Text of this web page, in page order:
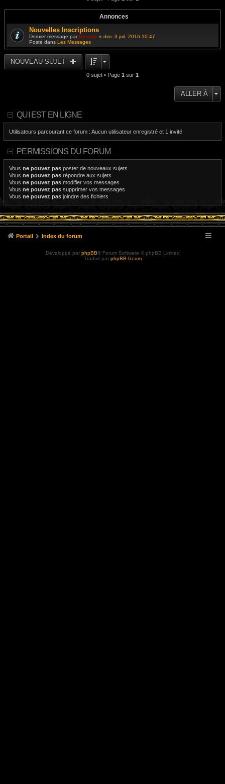
Annonces
Nouvelles Inscriptions
Dernier message parResane « dim. 3 juil. 2016 10:47
Posté dans Les Messages
NOUVEAU SUJET
0 sujet • Page 1 sur 1
ALLER À
QUI EST EN LIGNE
Utilisateurs parcourant ce forum : Aucun utilisateur enregistré et 1 invité
PERMISSIONS DU FORUM
Vous ne pouvez pas poster de nouveaux sujets
Vous ne pouvez pas répondre aux sujets
Vous ne pouvez pas modifier vos messages
Vous ne pouvez pas supprimer vos messages
Vous ne pouvez pas joindre des fichiers
Portail Index du forum
Développé par phpBB® Forum Software © phpBB Limited
Traduit par phpBB-fr.com